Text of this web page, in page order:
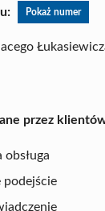
Pokaż numer
przez